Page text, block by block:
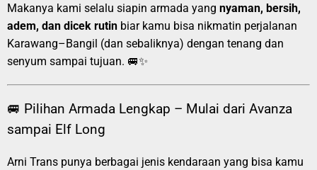
Makanya kami selalu siapin armada yang nyaman, bersih,
adem, dan dicek rutin biar kamu bisa nikmatin perjalanan
Karawang–Bangil (dan sebaliknya) dengan tenang dan
senyum sampai tujuan. 🚐✨
🚐 Pilihan Armada Lengkap – Mulai dari Avanza
sampai Elf Long
Arni Trans punya berbagai jenis kendaraan yang bisa kamu